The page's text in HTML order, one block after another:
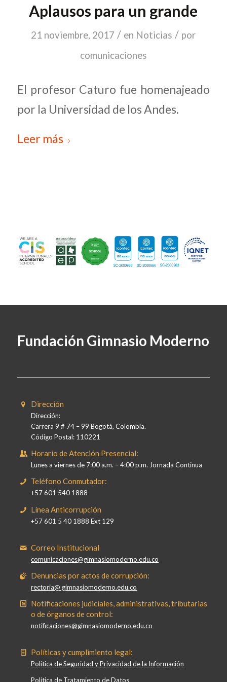
Aplausos para un grande
21 noviembre, 2017 / en Noticias / por
comunicaciones
El profesor Caturo fue homenajeado
por la Universidad de los Andes.
Leer más
Fundación Gimnasio Moderno
Dirección
Dirección:
Carrera 9 # 74 – 99 Bogotá, Colombia.
Código Postal: 110221
Horario de Atención Presencial:
Lunes a viernes de 7:00 a.m. – 4:00 p.m. Jornada Continua
Teléfono Conmutador:
+57 601 540 1888
Línea Anticorrupción
+57 601 5 40 1888 Ext 129
Correo Institucional
comunicaciones@gimnasiomoderno.edu.co
Denuncias por actos de corrupción:
rectoria@ gimnasiomoderno.edu.co
Notificaciones judiciales, administrativas, tributarias
o de órganos de control:
notificaciones@gimnasiomoderno.edu.co
Políticas y cumplimiento legal:
Política de Seguridad y Privacidad de la Información
Política de Tratamiento de Datos